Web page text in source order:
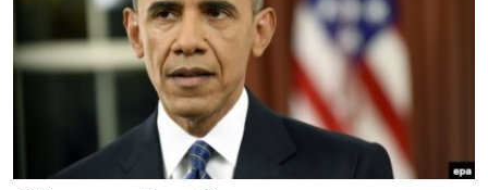
АРНАЙЫ ЖОБАЛАР
Русский